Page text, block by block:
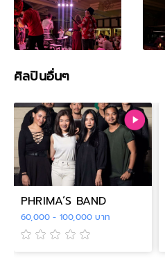
ศิลปินอื่นๆ
PHRIMA’S BAND
60,000 - 100,000 บาท